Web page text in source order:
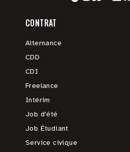
CONTRAT
Alternance
CDD
CDI
Freelance
Intérim
Job d'été
Job Étudiant
Service civique